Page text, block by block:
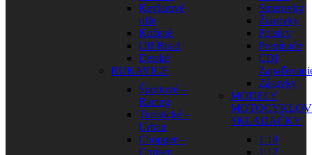
Kevlarové
rifle
Kožené
Off Road
Detské
RUKAVICE
Športové –
Racing
Turistické –
Urban
Chopper –
Cruiser
Smerovky
Žiarovky
Poistky
Prepínače
CDI
Zásuvky
MODELY
SKLADAČKY
1:18
1:12